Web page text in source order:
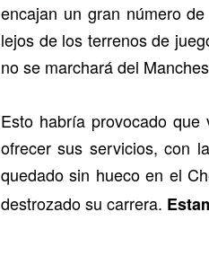
encajan un gran número
lejos de los terrenos de
no se marchará del
Esto habría provocado
ofrecer sus servicios, con
quedado sin hueco en el
destrozado su carrera.